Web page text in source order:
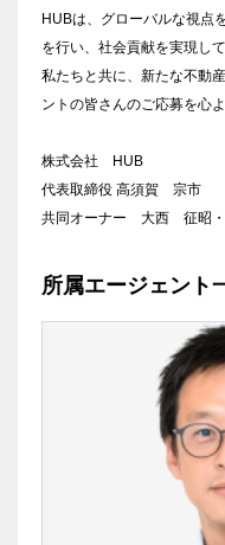
HUBは、グローバルな視点
を行い、社会貢献を実現して
私たちと共に、新たな不動
ントの皆さんのご応募を心
株式会社 HUB
代表取締役 高須賀 宗市
共同オーナー 大西 征昭
所属エージェント